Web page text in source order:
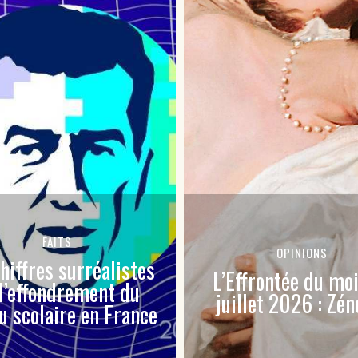
OPINIONS
du mois de
2026 : Zénobie
FAITS
Sexe et